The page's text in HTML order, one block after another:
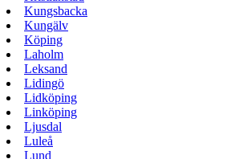
Kungsbacka
Kungälv
Köping
Laholm
Leksand
Lidingö
Lidköping
Linköping
Ljusdal
Luleå
Lund